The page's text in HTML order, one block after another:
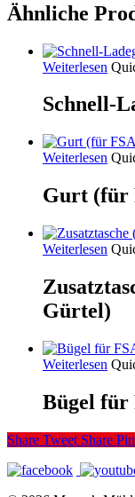
Ähnliche
Weiterlesen
Schnell-
Weiterlesen
Gurt (für
Weiterlesen
Gürtel)
Weiterlesen
Bügel für
Share Tweet Share Pin